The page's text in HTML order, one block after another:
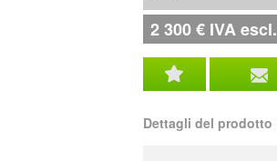
2 300€ IVA escl.
Dettagli del prodotto